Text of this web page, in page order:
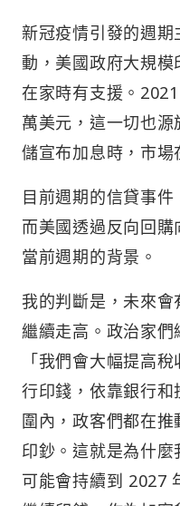
新冠疫情引發的週
動，美國政府大規
在家時有支援。
萬美元，這一切也
儲宣布加息時，市場
目前週期的信貸事件
而美國透過反向回
當前週期的背景。
我的判斷是，未來
繼續走高。政治家
「我們會大幅提高
行印錢，依靠銀行
圍內，政客們都在
印鈔。這就是為什麼
可能會持續到 2027